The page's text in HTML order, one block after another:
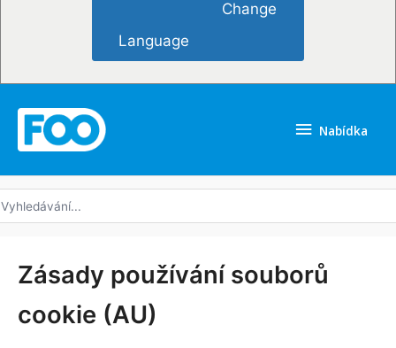
Language
Nabídka
Zásady používání souborů
cookie (AU)
Souhlas
se
Souhlas
se
Souhlas
se
Souhlas
se
Souhlas
se
Souhlas
se
Souhlas
se
Souhlas
se
Souhlas
se
Souhlas
se
Souhlas
se
Souhlas
se
Consent
to